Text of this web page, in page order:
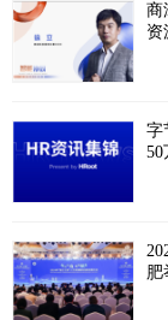
商
资
字
50
肥